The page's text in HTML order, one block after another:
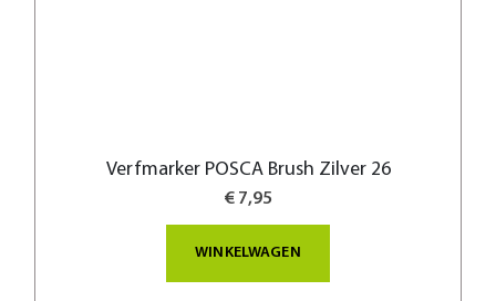
Verfmarker POSCA Brush Zilver 26
€ 7,95
WINKELWAGEN